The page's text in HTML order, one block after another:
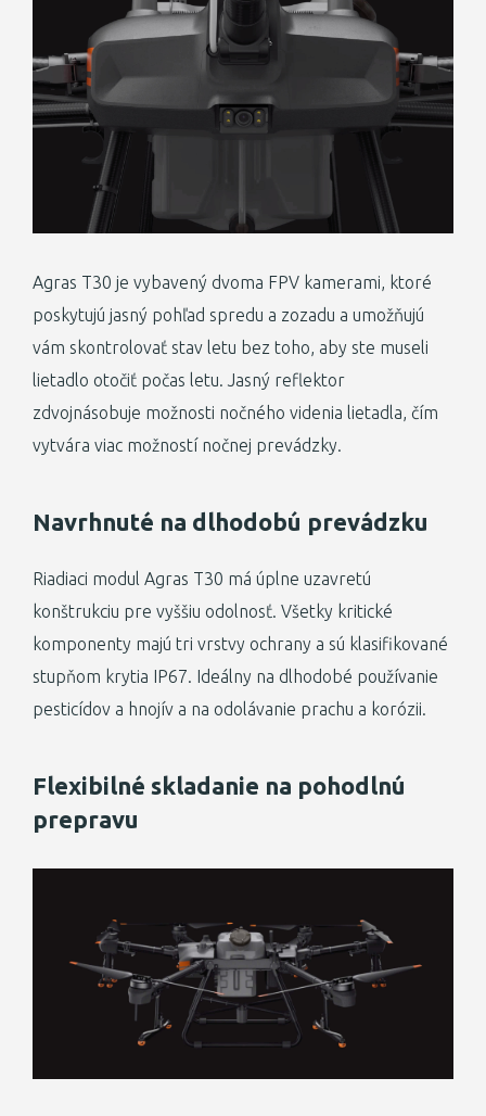
Agras T30 je vybavený dvoma FPV kamerami, ktoré
poskytujú jasný pohľad spredu a zozadu a umožňujú
vám skontrolovať stav letu bez toho, aby ste museli
lietadlo otočiť počas letu. Jasný reflektor
zdvojnásobuje možnosti nočného videnia lietadla, čím
vytvára viac možností nočnej prevádzky.
Navrhnuté na dlhodobú prevádzku
Riadiaci modul Agras T30 má úplne uzavretú
konštrukciu pre vyššiu odolnosť. Všetky kritické
komponenty majú tri vrstvy ochrany a sú klasifikované
stupňom krytia IP67. Ideálny na dlhodobé používanie
pesticídov a hnojív a na odolávanie prachu a korózii.
Flexibilné skladanie na pohodlnú
prepravu